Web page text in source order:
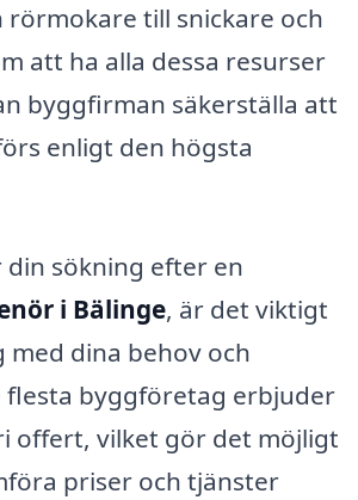
rörmokare till snickare och
att ha alla dessa resurser
byggfirman säkerställa att
enligt den högsta
sökning efter en
i Bälinge, är det viktigt
dina behov och
flesta byggföretag erbjuder
offert, vilket gör det möjligt
priser och tjänster